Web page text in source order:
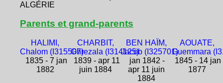
ALGÉRIE
Parents et grand-parents
HALIMI,
Chalom (I315507)
1835 - 7 jan
1882
CHARBIT,
Ghrezala (I314125)
1839 - apr 11
juin 1884
BEN HAÏM,
Jacob (I325701)
jan 1842 -
apr 11 juin
1884
AOUATE,
Guemmara
1845 - 14 jan
1877